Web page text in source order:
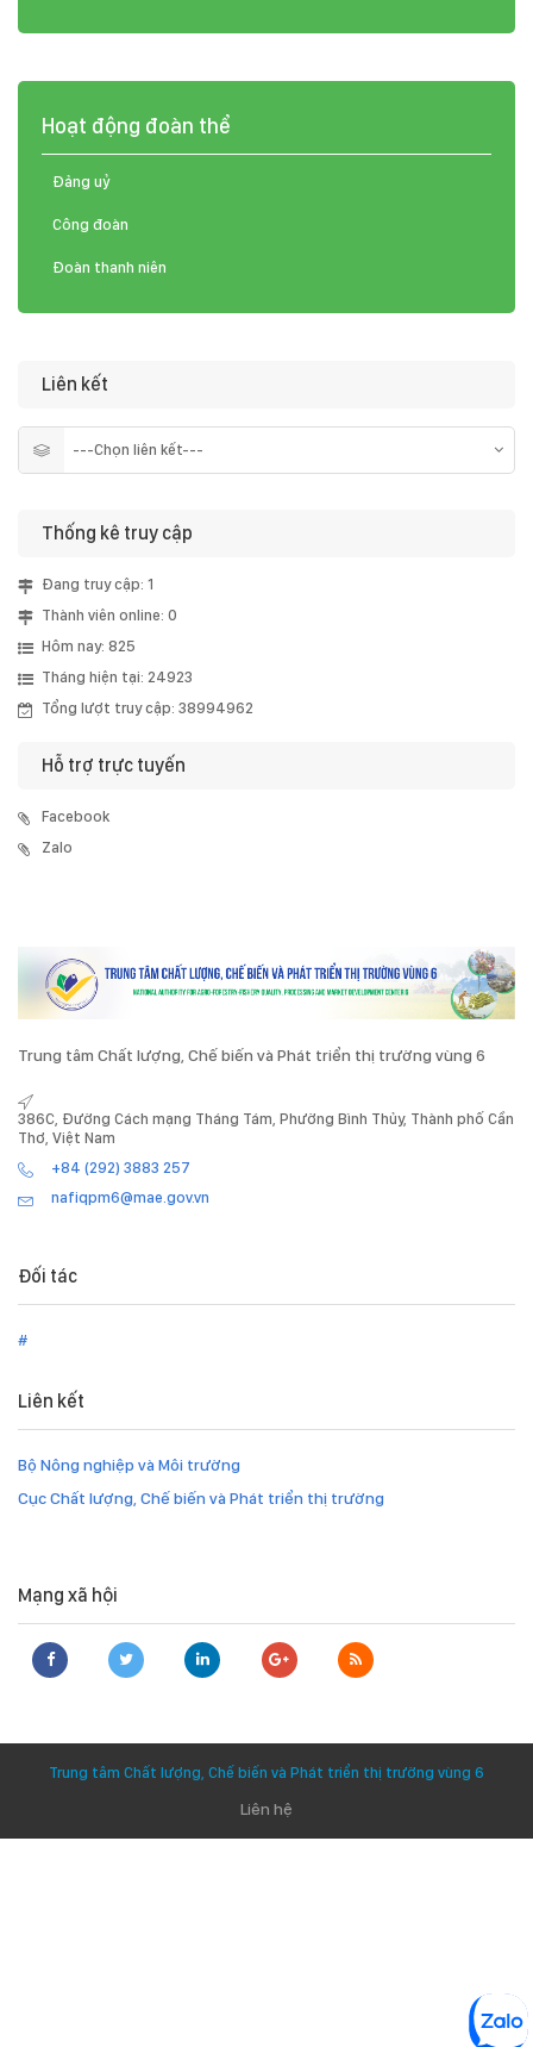
Hoạt động đoàn thể
Đảng uỷ
Công đoàn
Đoàn thanh niên
Liên kết
Thống kê truy cập
Đang truy cập: 1
Thành viên online: 0
Hôm nay: 825
Tháng hiện tại: 24923
Tổng lượt truy cập: 38994962
Hỗ trợ trực tuyến
Facebook
Zalo
Trung tâm Chất lượng, Chế biến và Phát triển thị trường vùng 6
386C, Đường Cách mạng Tháng Tám, Phường Bình Thủy, Thành phố Cần
Thơ, Việt Nam
+84 (292) 3883 257
nafiqpm6@mae.gov.vn
Đối tác
#
Liên kết
Bộ Nông nghiệp và Môi trường
Cục Chất lượng, Chế biến và Phát triển thị trường
Mạng xã hội
Trung tâm Chất lượng, Chế biến và Phát triển thị trường vùng 6
Liên hệ